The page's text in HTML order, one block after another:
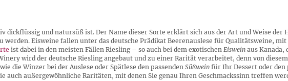
dickflüssig und natursüß ist. Der Name dieser Sorte erklärt sich aus der Art und Weise der
Eisweine fallen unter das deutsche Prädikat Beerenauslese für Qualitätsweine,
ist dabei in den meisten Fällen Riesling – so auch bei dem exotischen Eiswein aus Kanada,
wird der deutsche Riesling angebaut und zu einer Rarität verarbeitet, denn von
die Winzer bei der Auslese oder Spätlese den passendenSüßwein für Ihr Dessert oder den
auch außergewöhnliche Raritäten, mit denen Sie genau Ihren Geschmackssinn treffen